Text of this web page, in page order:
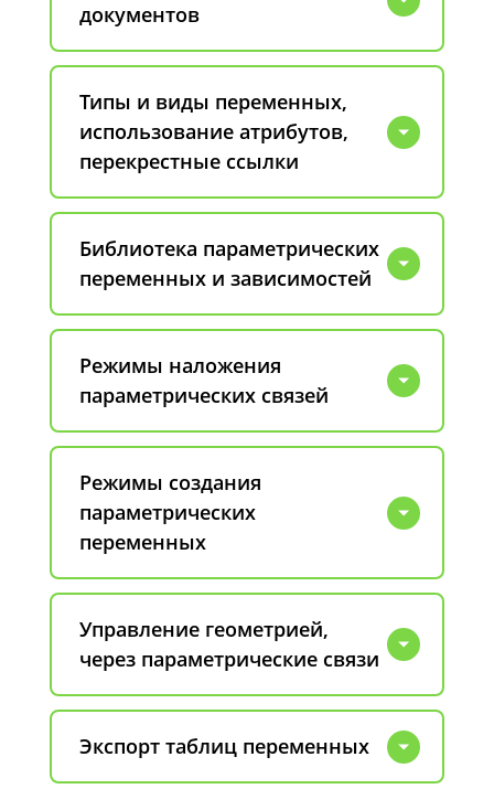
документов
Типы и виды переменных,
использование атрибутов,
перекрестные ссылки
Библиотека параметрических
переменных и зависимостей
Режимы наложения
параметрических связей
Режимы создания
параметрических
переменных
Управление геометрией,
через параметрические связи
Экспорт таблиц переменных